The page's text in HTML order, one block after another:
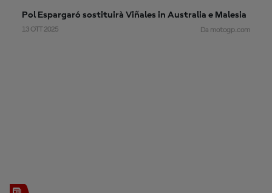
Pol Espargaró sostituirà Viñales in Australia e Malesia
13 OTT 2025 Da motogp.com